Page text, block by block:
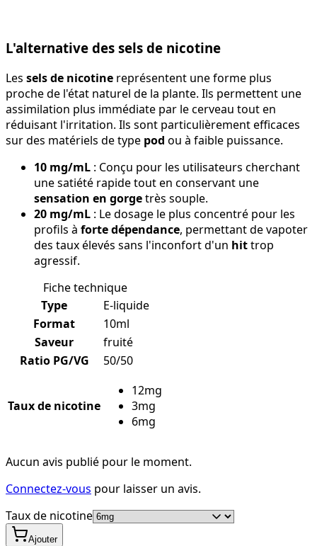
L'alternative des sels de nicotine
Les sels de nicotine représentent une forme plus
proche de l'état naturel de la plante. Ils permettent une
assimilation plus immédiate par le cerveau tout en
réduisant l'irritation. Ils sont particulièrement efficaces
sur des matériels de type pod ou à faible puissance.
10 mg/mL : Conçu pour les utilisateurs cherchant
une satiété rapide tout en conservant une
sensation en gorgetrès souple.
20 mg/mL : Le dosage le plus concentré pour les
profils à forte dépendance, permettant de vapoter
des taux élevés sans l'inconfort d'un hittrop
agressif.
Fiche technique
Type
E-liquide
Format
10ml
Saveur
fruité
Ratio PG/VG
50/50
Taux de nicotine
12mg
3mg
6mg
Aucun avis publié pour le moment.
Connectez-vous pour laisser un avis.
Taux de nicotine
Ajouter